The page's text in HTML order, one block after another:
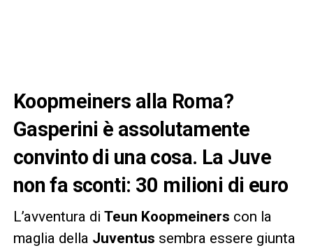
Koopmeiners alla Roma?
Gasperini è assolutamente
convinto di una cosa. La Juve
non fa sconti: 30 milioni di euro
L’avventura di Teun Koopmeiners con la
maglia della Juventus sembra essere giunta